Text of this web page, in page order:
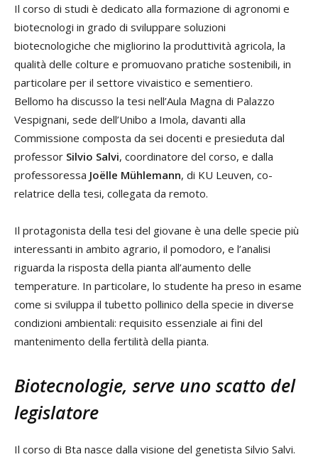
Il corso di studi è dedicato alla formazione di agronomi e
biotecnologi in grado di sviluppare soluzioni
biotecnologiche che migliorino la produttività agricola, la
qualità delle colture e promuovano pratiche sostenibili, in
particolare per il settore vivaistico e sementiero.
Bellomo ha discusso la tesi nell’Aula Magna di Palazzo
Vespignani, sede dell’Unibo a Imola, davanti alla
Commissione composta da sei docenti e presieduta dal
professor Silvio Salvi, coordinatore del corso, e dalla
professoressa Joëlle Mühlemann, di KU Leuven, co-
relatrice della tesi, collegata da remoto.
Il protagonista della tesi del giovane è una delle specie più
interessanti in ambito agrario, il pomodoro, e l’analisi
riguarda la risposta della pianta all’aumento delle
temperature. In particolare, lo studente ha preso in esame
come si sviluppa il tubetto pollinico della specie in diverse
condizioni ambientali: requisito essenziale ai fini del
mantenimento della fertilità della pianta.
Biotecnologie, serve uno scatto del
legislatore
Il corso di Bta nasce dalla visione del genetista Silvio Salvi.